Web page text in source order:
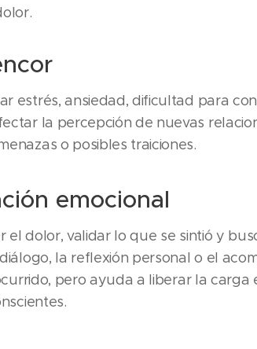
estrés, ansiedad, dificultad para
la percepción de nuevas
o posibles traiciones.
emocional
el dolor, validar lo que se sintió y
la reflexión personal o el
pero ayuda a liberar la carga